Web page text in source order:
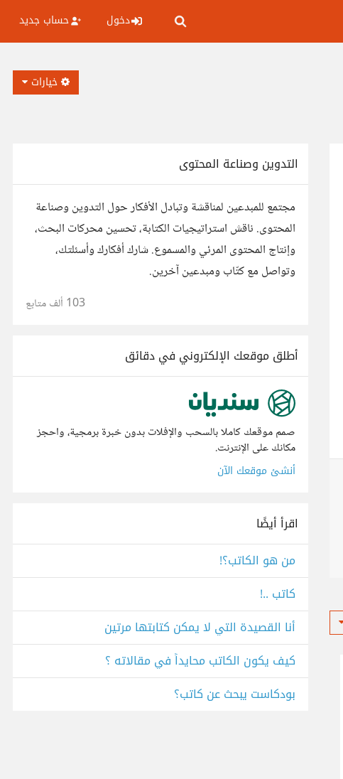
دخول حساب جديد
خيارات
التدوين وصناعة المحتوى
مجتمع للمبدعين لمناقشة وتبادل الأفكار حول التدوين وصناعة
المحتوى. ناقش استراتيجيات الكتابة، تحسين محركات البحث،
وإنتاج المحتوى المرئي والمسموع. شارك أفكارك وأسئلتك،
وتواصل مع كتّاب ومبدعين آخرين.
103 ألف متابع
أطلق موقعك الإلكتروني في دقائق
صمم موقعك كاملا بالسحب والإفلات بدون خبرة برمجية، واحجز
مكانك على الإنترنت.
أنشئ موقعك الآن
اقرأ أيضًا
من هو الكاتب؟!
كاتب ..!
أنا القصيدة التي لا يمكن كتابتها مرتين
كيف يكون الكاتب محايداً في مقالاته ؟
بودكاست يبحث عن كاتب؟